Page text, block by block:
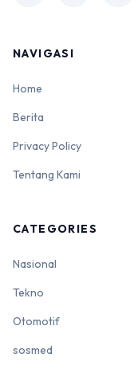
NAVIGASI
Home
Berita
Privacy Policy
Tentang Kami
CATEGORIES
Nasional
Tekno
Otomotif
sosmed